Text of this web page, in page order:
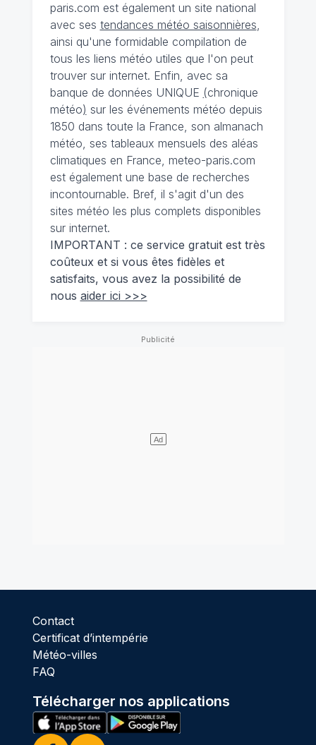
paris.com est également un site national
avec ses tendances météo saisonnières,
ainsi qu'une formidable compilation de
tous les liens météo utiles que l'on peut
trouver sur internet. Enfin, avec sa
banque de données UNIQUE (chronique
météo) sur les événements météo depuis
1850 dans toute la France, son almanach
météo, ses tableaux mensuels des aléas
climatiques en France, meteo-paris.com
est également une base de recherches
incontournable. Bref, il s'agit d'un des
sites météo les plus complets disponibles
sur internet.
IMPORTANT : ce service gratuit est très
coûteux et si vous êtes fidèles et
satisfaits, vous avez la possibilité de
nous aider ici >>>
Contact
Certificat d’intempérie
Météo-villes
FAQ
Télécharger nos applications